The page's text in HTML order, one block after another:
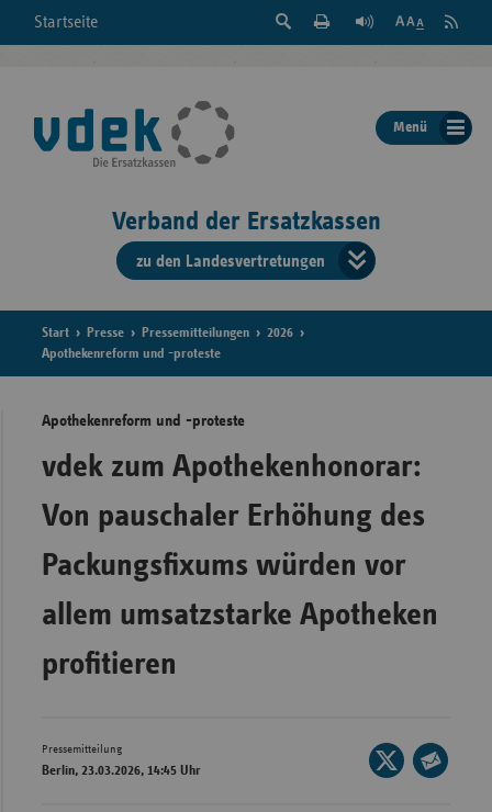
Startseite
Suche
der
Seite
Feed
Menü
Verband der Ersatzkassen
zu den Landesvertretungen
der
Start Presse Pressemitteilungen
2026
Apothekenreform und -proteste
Apothekenreform und -proteste
vdek zum Apothekenhonorar:
Von pauschaler Erhöhung des
Packungsfixums würden vor
allem umsatzstarke Apotheken
profitieren
Pressemitteilung
Berlin, 23.03.2026, 14:45 Uhr
Seite
auf